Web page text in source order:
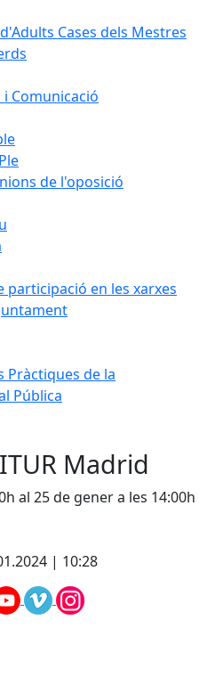
Cases dels Mestres
i Comunicació
de l'oposició
participació en les xarxes
Pràctiques de la
Pública
Madrid
al 25 de gener a les 14:00h
| 10:28